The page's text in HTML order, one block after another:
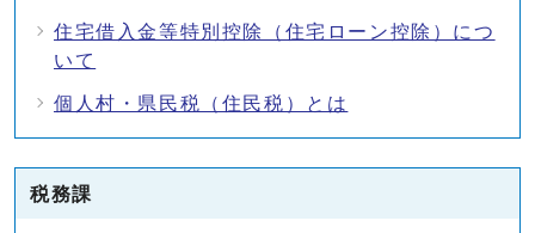
住宅借入金等特別控除（住宅ローン控除）につ
いて
個人村・県民税（住民税）とは
税務課